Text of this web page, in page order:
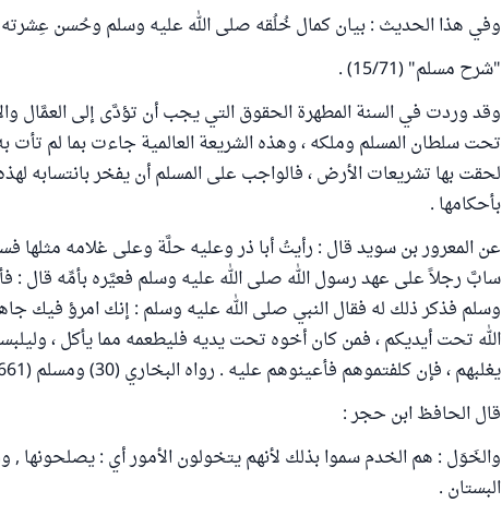
وفي هذا الحديث : بيان كمال خُلُقه صلى الله عليه وسلم وحُسن
"شرح مسلم" (15/71) .
وقد وردت في السنة المطهرة الحقوق التي يجب أن تؤدَّى إلى العمَّال
تحت سلطان المسلم وملكه ، وهذه الشريعة العالمية جاءت بما لم تأت به
لحقت بها تشريعات الأرض ، فالواجب على المسلم أن يفخر بانتسابه
بأحكامها .
عن المعرور بن سويد قال : رأيتُ أبا ذر وعليه حلَّة وعلى غلامه مثلها
سابَّ رجلاً على عهد رسول الله صلى الله عليه وسلم فعيَّره بأمِّه قال :
وسلم فذكر ذلك له فقال النبي صلى الله عليه وسلم : إنك امرؤ فيك
الله تحت أيديكم ، فمن كان أخوه تحت يديه فليطعمه مما يأكل ،
يغلبهم ، فإن كلفتموهم فأعينوهم عليه . رواه البخاري (30) ومسلم (1661) .
قال الحافظ ابن حجر :
والخَوَل : هم الخدم سموا بذلك لأنهم يتخولون الأمور أي : يصلحونها ,
البستان .